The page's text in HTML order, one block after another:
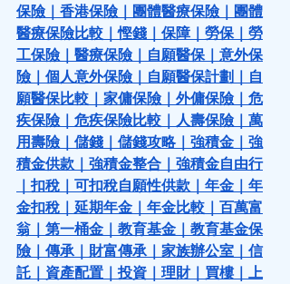
保險 ｜ 香港保險 ｜ 團體醫療保險 ｜ 團體
醫療保險比較 ｜慳錢 ｜ 保障｜ 勞保 ｜ 勞
工保險 ｜ 醫療保險 ｜ 自願醫保 ｜ 意外保
險 ｜ 個人意外保險 ｜ 自願醫保計劃 ｜ 自
願醫保比較 ｜ 家傭保險 ｜ 外傭保險 ｜ 危
疾保險 ｜ 危疾保險比較 ｜ 人壽保險 ｜ 萬
用壽險 ｜ 儲錢 ｜ 儲錢攻略｜ 強積金 ｜ 強
積金供款 ｜ 強積金整合 ｜ 強積金自由行
｜扣稅 ｜ 可扣稅自願性供款 ｜ 年金 ｜ 年
金扣稅 ｜ 延期年金 ｜ 年金比較 ｜ 百萬富
翁 ｜ 第一桶金 ｜ 教育基金 ｜ 教育基金保
險 ｜ 傳承 ｜ 財富傳承 ｜ 家族辦公室 ｜ 信
託 ｜ 資產配置 ｜ 投資 ｜ 理財｜ 買樓｜
上